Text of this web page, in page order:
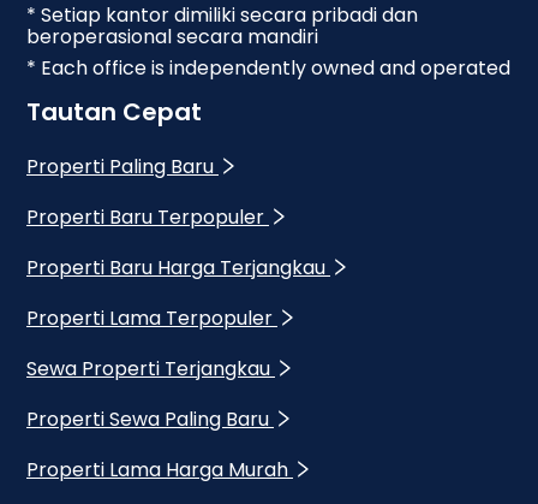
* Setiap kantor dimiliki secara pribadi dan
beroperasional secara mandiri
* Each office is independently owned and operated
Tautan Cepat
Properti Paling Baru
Properti Baru Terpopuler
Properti Baru Harga Terjangkau
Properti Lama Terpopuler
Sewa Properti Terjangkau
Properti Sewa Paling Baru
Properti Lama Harga Murah